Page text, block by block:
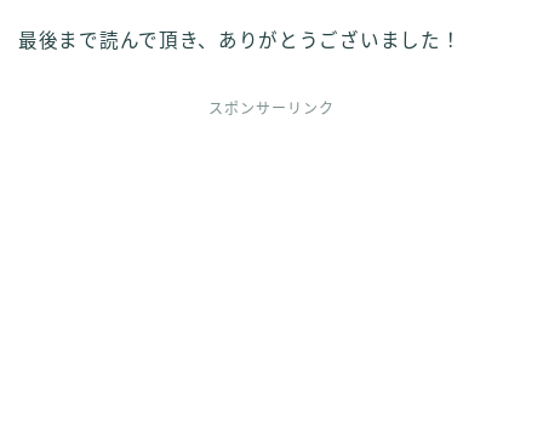
最後まで読んで頂き、ありがとうございました！
スポンサーリンク